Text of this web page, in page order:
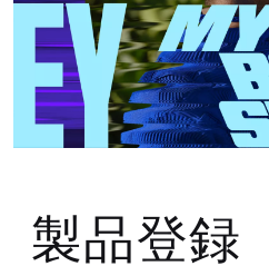
製品登録